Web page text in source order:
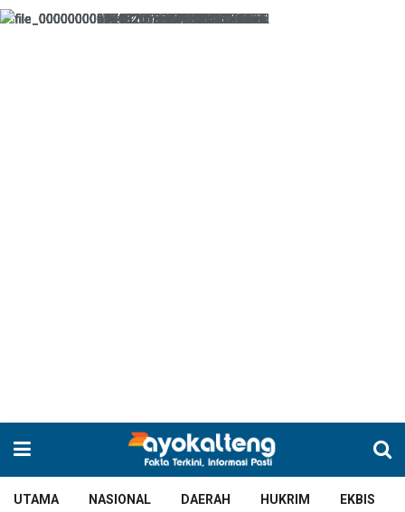
UTAMA NASIONAL DAERAH HUKRIM EKBIS